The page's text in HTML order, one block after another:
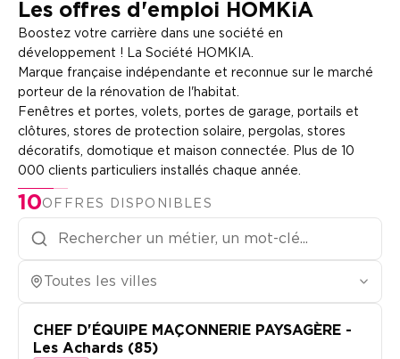
Les offres d'emploi HOMKiA
Boostez votre carrière dans une société en
développement ! La Société HOMKIA.
Marque française indépendante et reconnue sur le marché
porteur de la rénovation de l'habitat.
Fenêtres et portes, volets, portes de garage, portails et
clôtures, stores de protection solaire, pergolas, stores
décoratifs, domotique et maison connectée. Plus de 10
000 clients particuliers installés chaque année.
10OFFRES DISPONIBLES
Toutes les villes
CHEF D'ÉQUIPE MAÇONNERIE PAYSAGÈRE -
Les Achards (85)